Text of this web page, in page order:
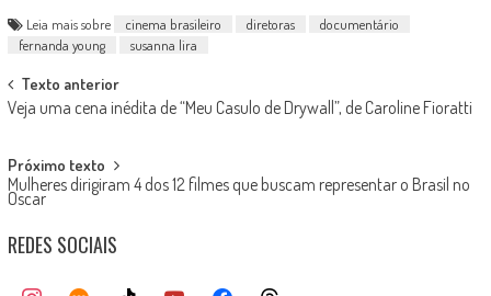
Leia mais sobre cinema brasileiro diretoras
documentário
fernanda young
susanna lira
Post
navigation
Texto anterior
Veja uma cena inédita de “Meu Casulo de Drywall”, de Caroline Fioratti
Próximo texto
Mulheres dirigiram 4 dos 12 filmes que buscam representar o Brasil no
Oscar
REDES SOCIAIS